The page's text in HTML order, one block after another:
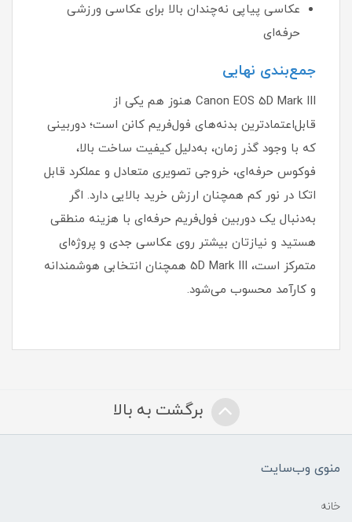
عکاسی پیاپی نه‌چندان بالا برای عکاسی ورزشی
حرفه‌ای
جمع‌بندی نهایی
Canon EOS 5D Mark III هنوز هم یکی از
قابل‌اعتمادترین بدنه‌های فول‌فریم کانن است؛ دوربینی
که با وجود گذر زمان، به‌دلیل کیفیت ساخت بالا،
فوکوس حرفه‌ای، خروجی تصویری متعادل و عملکرد قابل
اتکا در نور کم همچنان ارزش خرید بالایی دارد. اگر
به‌دنبال یک دوربین فول‌فریم حرفه‌ای با هزینه منطقی
هستید و نیازتان بیشتر روی عکاسی جدی و پروژه‌ای
متمرکز است، 5D Mark III همچنان انتخابی هوشمندانه
و کارآمد محسوب می‌شود.
برگشت به بالا
منوی وب‌سایت
خانه